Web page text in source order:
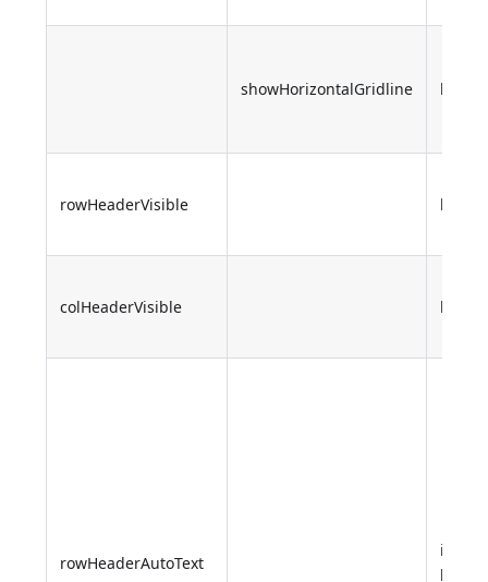
showHorizontalGridline
rowHeaderVisible
colHeaderVisible
rowHeaderAutoText
inteiro
longo